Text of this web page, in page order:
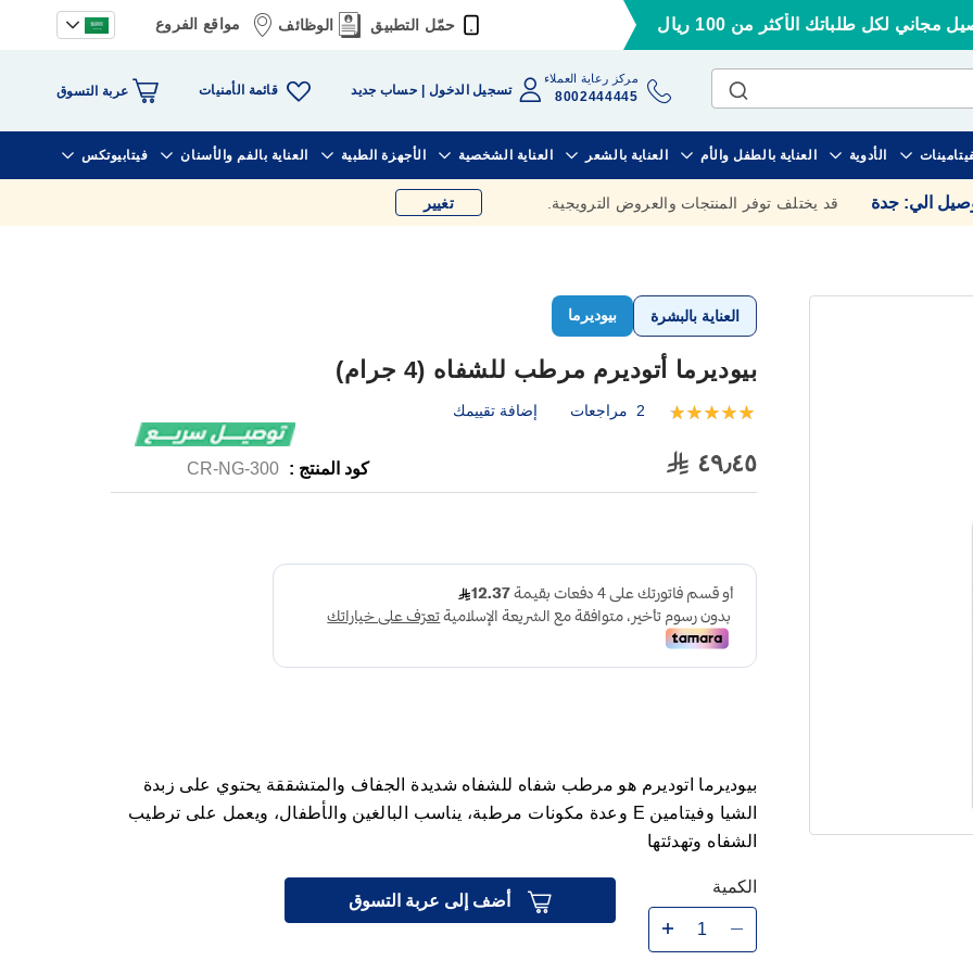
مجاني لكل طلباتك الأكثر من 100 ريال حمّل التطبيق الوظائف مواقع الفروع
مركز رعاية العملاء
8002444445 تسجيل الدخول حساب جديد قائمة الأمنيات عربة التسوق
الأدوية العناية بالطفل والأم العناية بالشعر العناية الشخصية الأجهزة الطبية العناية بالفم والأسنان فيتابيوتكس
الي: جدة قد يختلف توفر المنتجات والعروض الترويجية. تغيير
العناية بالبشرة بيوديرما
بيوديرما أتوديرم مرطب للشفاه (4 جرام)
تقييم:
2 مراجعات إضافة تقييمك
٤٩٫٤٥ كود المنتج : CR-NG-300
بيوديرما اتوديرم هو مرطب شفاه للشفاه شديدة الجفاف والمتشققة يحتوي على زبدة
الشيا وفيتامين E وعدة مكونات مرطبة، يناسب البالغين والأطفال، ويعمل على ترطيب
الشفاه وتهدئتها
الكمية
أضف إلى عربة التسوق